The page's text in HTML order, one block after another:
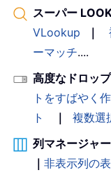
スーパー
VLookup
｜
ーマッチ....
高度なドロッ
トをすばやく
ト
｜ 複数選
列マネージャー
｜ 非表示列の